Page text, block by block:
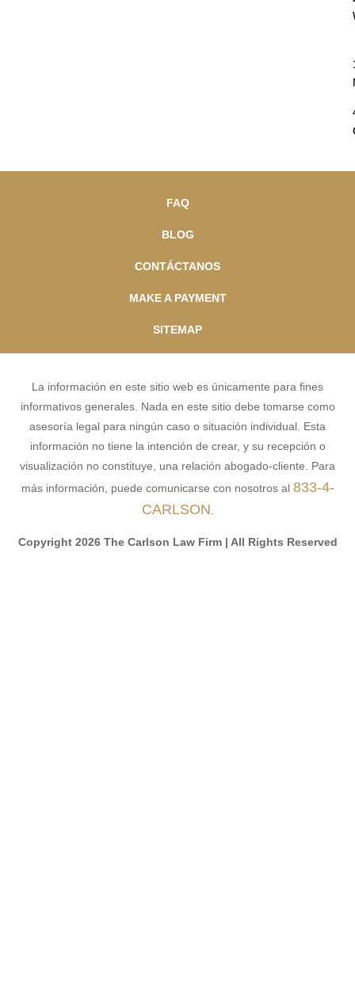
FAQ
BLOG
CONTÁCTANOS
MAKE A PAYMENT
SITEMAP
La información en este sitio web es únicamente para fines
informativos generales. Nada en este sitio debe tomarse como
asesoría legal para ningún caso o situación individual. Esta
información no tiene la intención de crear, y su recepción o
visualización no constituye, una relación abogado-cliente. Para
más información, puede comunicarse con nosotros al 833-4-
CARLSON
Copyright 2026 The Carlson Law Firm | All Rights Reserved